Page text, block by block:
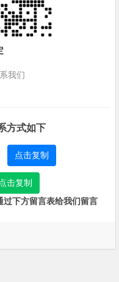
我们
方式如下
点击复制
点击复制
下方留言表给我们留言